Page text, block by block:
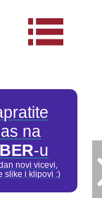
na
-u
novi vicevi,
slike i klipovi :)